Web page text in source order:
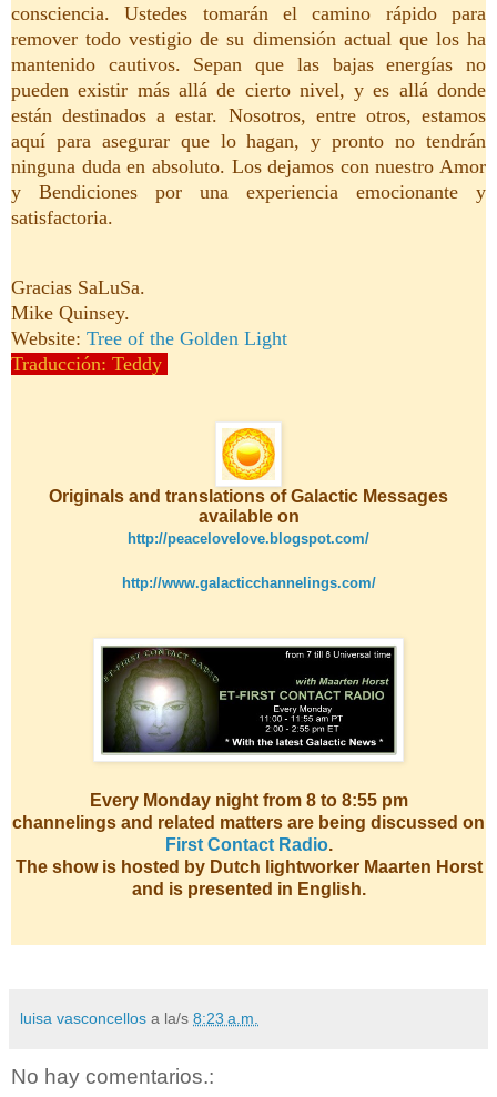
consciencia. Ustedes tomarán el camino rápido para
remover todo vestigio de su dimensión actual que los ha
mantenido cautivos. Sepan que las bajas energías no
pueden existir más allá de cierto nivel, y es allá donde
están destinados a estar. Nosotros, entre otros, estamos
aquí para asegurar que lo hagan, y pronto no tendrán
ninguna duda en absoluto. Los dejamos con nuestro Amor
y Bendiciones por una experiencia emocionante y
satisfactoria.
Gracias SaLuSa.
Mike Quinsey.
Website: Tree of the Golden Light
Traducción: Teddy
Originals and translations of Galactic Messages
available on
http://peacelovelove.blogspot.com/
http://www.galacticchannelings.com/
Every Monday night from 8 to 8:55 pm
channelings and related matters are being discussed on
First Contact Radio.
The show is hosted by Dutch lightworker Maarten Horst
and is presented in English.
luisa vasconcellos a la/s 8:23 a.m.
No hay comentarios.: